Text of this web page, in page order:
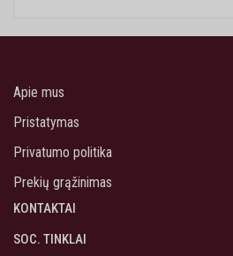
Apie mus
Pristatymas
Privatumo politika
Prekių grąžinimas
KONTAKTAI
SOC. TINKLAI